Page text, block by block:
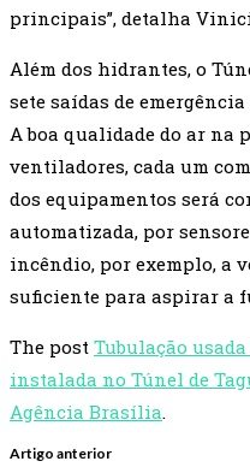
principais”, detalha
Além dos hidrantes, o
sete saídas de
A boa qualidade do ar na
ventiladores, cada um
dos equipamentos será
automatizada, por
incêndio, por exemplo, a
suficiente para aspirar a
The post Tubulação
instalada no Túnel de
Agência Brasília.
Artigo anterior